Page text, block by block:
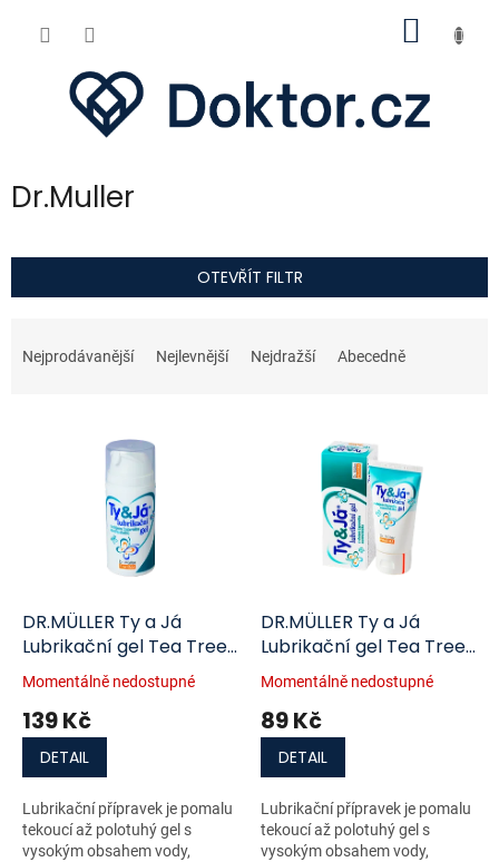
Dr.Muller
OTEVŘÍT FILTR
aNejprodávanější Nejlevnější Nejdražší Abecedně
dDR.MÜLLER Ty a Já
Lubrikační gel Tea Tree
Oi 100ml
Momentálně nedostupné
139 Kč
DETAIL
Lubrikační přípravek je pomalu
tekoucí až polotuhý gel s
vysokým obsahem vody,
DR.MÜLLER Ty a Já
Lubrikační gel Tea Tree
Oi 50ml
Momentálně nedostupné
89 Kč
DETAIL
Lubrikační přípravek je pomalu
tekoucí až polotuhý gel s
vysokým obsahem vody,